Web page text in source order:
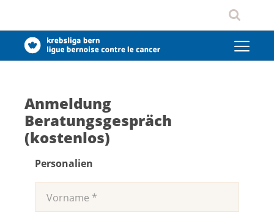
Anmeldung
Beratungsgespräch
(kostenlos)
Personalien